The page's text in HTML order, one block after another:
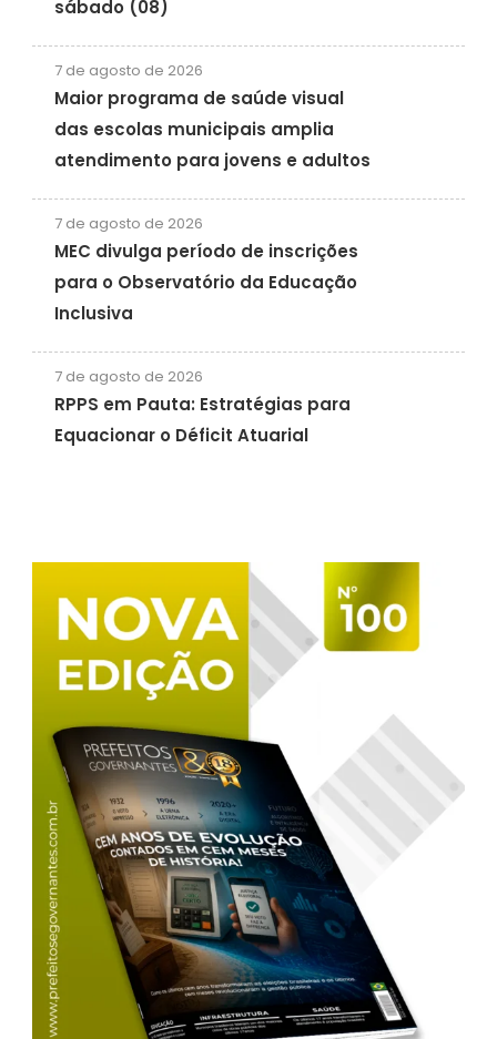
sábado (08)
7 de agosto de 2026
Maior programa de saúde visual
das escolas municipais amplia
atendimento para jovens e adultos
7 de agosto de 2026
MEC divulga período de inscrições
para o Observatório da Educação
Inclusiva
7 de agosto de 2026
RPPS em Pauta: Estratégias para
Equacionar o Déficit Atuarial